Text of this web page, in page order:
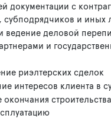
документации с
субподрядчиков и иных
ведение деловой
и
риэлтерских сделок
интересов клиента в